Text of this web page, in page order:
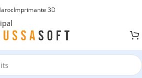
Imprimante 3D